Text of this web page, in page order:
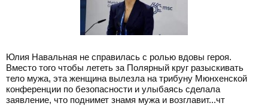
Юлия Навальная не справилась с ролью вдовы героя.
Вместо того чтобы лететь за Полярный круг разыскивать
тело мужа, эта женщина вылезла на трибуну Мюнхенской
конференции по безопасности и улыбаясь сделала
заявление, что поднимет знамя мужа и возглавит...чт